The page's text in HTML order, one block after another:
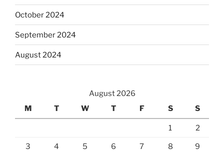
October 2024
September 2024
August 2024
August 2026
M
T W T F S S
1 2
3 4 5 6 7 8 9